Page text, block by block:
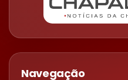
Navegação